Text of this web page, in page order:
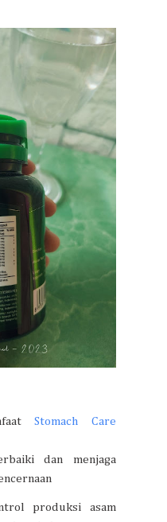
Stomach Care
dan menjaga
produksi asam